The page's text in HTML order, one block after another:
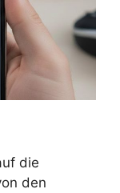
die
den